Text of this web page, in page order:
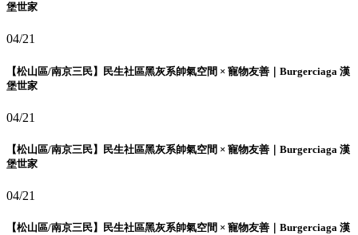
堡世家
04/21
【松山區/南京三民】民生社區黑灰系帥氣空間 × 寵物友善｜Burgerciaga 漢
堡世家
04/21
【松山區/南京三民】民生社區黑灰系帥氣空間 × 寵物友善｜Burgerciaga 漢
堡世家
04/21
【松山區/南京三民】民生社區黑灰系帥氣空間 × 寵物友善｜Burgerciaga 漢